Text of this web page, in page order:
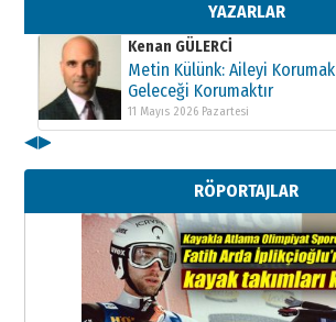
YAZARLAR
11 Mayıs 2026 Pazartesi
Kenan GÜLERCİ
Metin Külünk: Aileyi Korumak
Geleceği Korumaktır
11 Mayıs 2026 Pazartesi
Metin Külünk: Aileyi Korumak
Geleceği Korumaktır
11 Mayıs 2026 Pazartesi
◀▶
RÖPORTAJLAR